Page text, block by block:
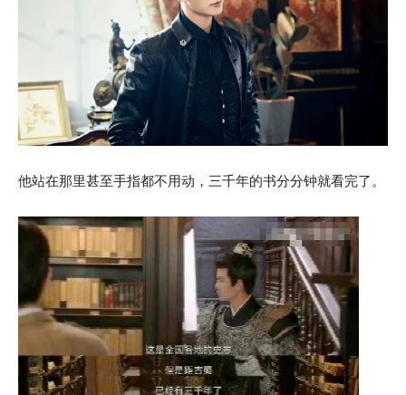
他站在那里甚至手指都不用动，三千年的书分分钟就看完了。